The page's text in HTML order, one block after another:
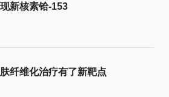
新核素铪-153
纤维化治疗有了新靶点